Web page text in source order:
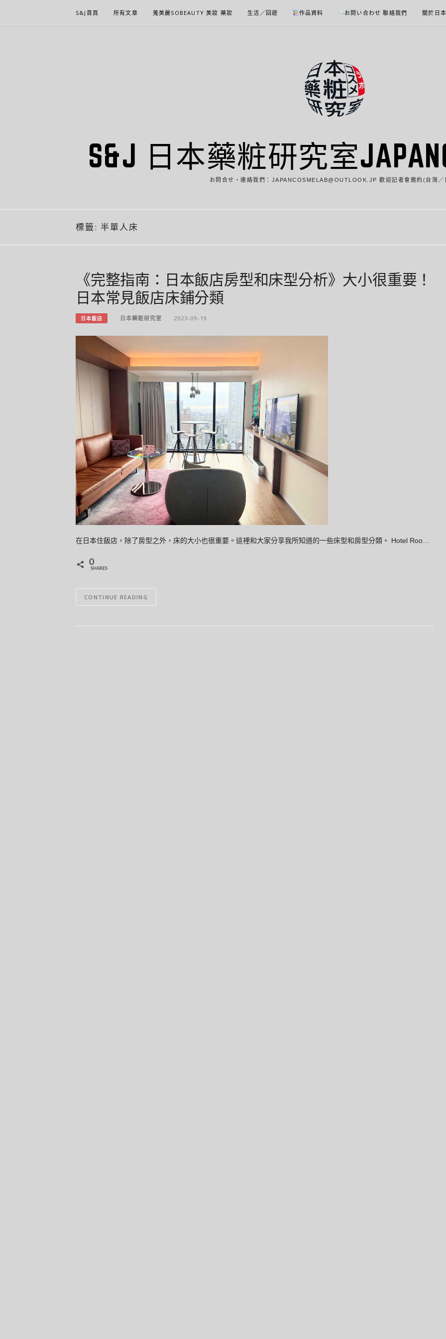
S&J首頁 所有文章 蒐美麗SOBEAUTY 美妝 藥妝 生活／回遊 作品資料 お問い合わせ 聯絡我們 關於日
S&J 日本藥粧研究室
お問合せ・連絡我們：JAPANCOSMELAB@OUTLOOK.JP 歡迎記者會邀約(台灣／
標籤: 半單人床
《完整指南：日本飯店房型和床型分析》大小很重要！
日本常見飯店床鋪分類
日本飯店 日本藥粧研究室 2023-09-19
在日本住飯店，除了房型之外，床的大小也很重要。這裡和大家分享我所知道的一些床型和房型分類。 Hotel Roo…
0
SHARES
CONTINUE READING